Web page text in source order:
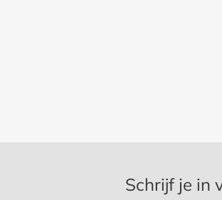
Schrijf je in